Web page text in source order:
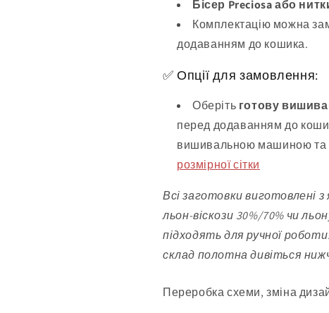
Бісер Preciosa або
Комплектацію можна
додаванням до кошика.
✅ Опції для замовлення:
Оберіть готову
перед додаванням до
вишивальною машиною та
розмірної сітки
Всі заготовки виготовлені
льон-віскози 30%/70% чи
підходять для ручної
склад полотна дивіться
Переробка схеми, зміна